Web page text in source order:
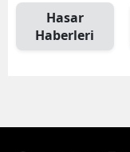
Hasar
Haberleri